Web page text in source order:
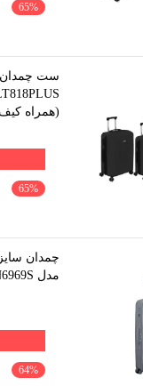
65%
ست چمدان
(همراه
65%
چمدان
مدل Fashion FSN6969S
64%